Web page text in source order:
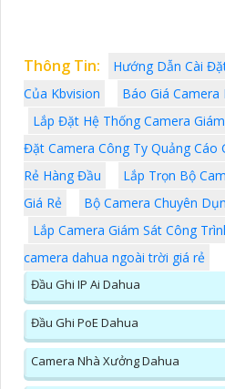
Thông Tin:
Hướng Dẫn Cài
Của Kbvision
Báo Giá Camera
Lắp Đặt Hệ Thống Camera
Đặt Camera Công Ty Quảng Cáo
Rẻ Hàng Đầu
Lắp Trọn Bộ
Giá Rẻ
Bộ Camera Chuyên
Lắp Camera Giám Sát Công
camera dahua ngoài trời giá rẻ
Đầu Ghi IP Ai Dahua
Đầu Ghi PoE Dahua
Camera Nhà Xưởng Dahua